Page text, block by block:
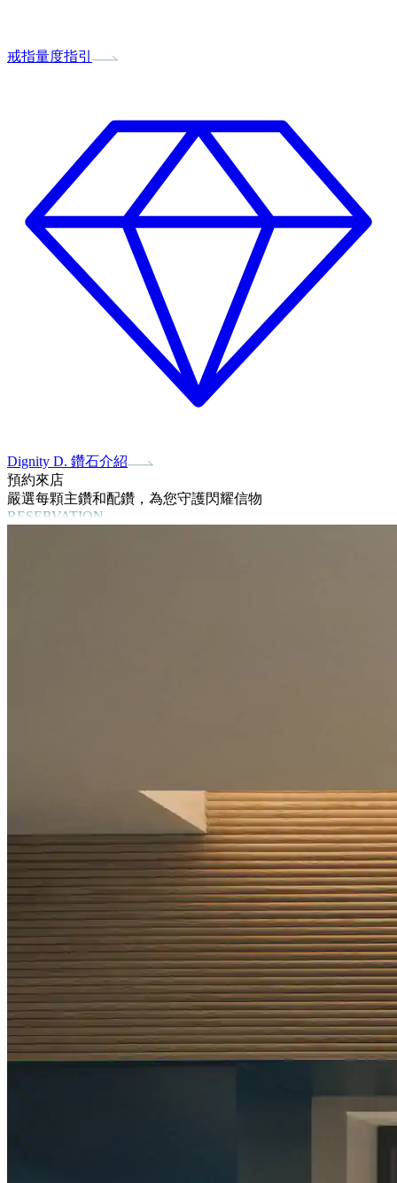
戒指量度指引
Dignity D. 鑽石介紹
預約來店
嚴選每顆主鑽和配鑽，為您守護閃耀信物
RESERVATION